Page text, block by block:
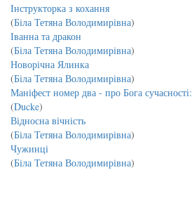
Інструкторка з кохання
(Біла Тетяна Володимирівна)
Іванна та дракон
(Біла Тетяна Володимирівна)
Новорічна Ялинка
(Біла Тетяна Володимирівна)
Маніфест номер два - про Бога сучасності:
(Ducke)
Відносна вічність
(Біла Тетяна Володимирівна)
Чужинці
(Біла Тетяна Володимирівна)